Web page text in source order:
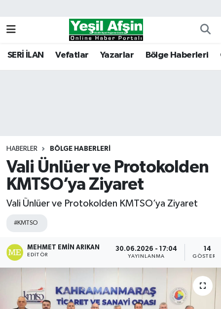
SERİ İLAN Vefatlar Yazarlar Bölge Haberleri
HABERLER BÖLGE HABERLERI
Vali Ünlüer ve Protokolden
KMTSO’ya Ziyaret
Vali Ünlüer ve Protokolden KMTSO’ya Ziyaret
#KMTSO
MEHMET EMIN ARIKAN
EDITÖR
30.06.2026 - 17:04
YAYINLANMA
14
Kahramanmaraş Nöbetçi Eczaneler
Tüm Manşetler
Son Dakika Haberleri